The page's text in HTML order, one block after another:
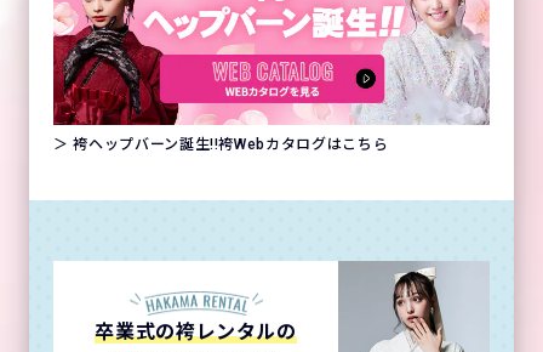
＞ 袴ヘップバーン誕生!!袴Webカタログはこちら
卒業式の袴レンタルの